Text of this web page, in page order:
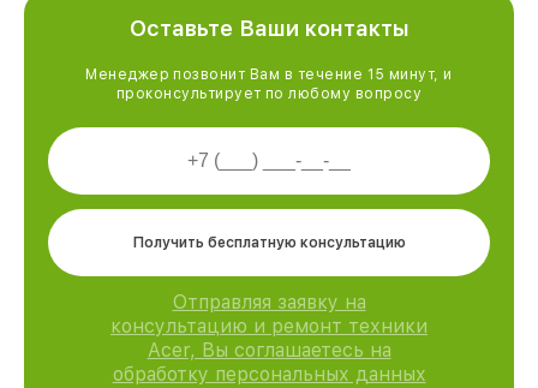
Оставьте Ваши контакты
Менеджер позвонит Вам в течение 15 минут, и
проконсультирует по любому вопросу
Получить бесплатную консультацию
Отправляя заявку на
консультацию и ремонт техники
Acer, Вы соглашаетесь на
обработку персональных данных